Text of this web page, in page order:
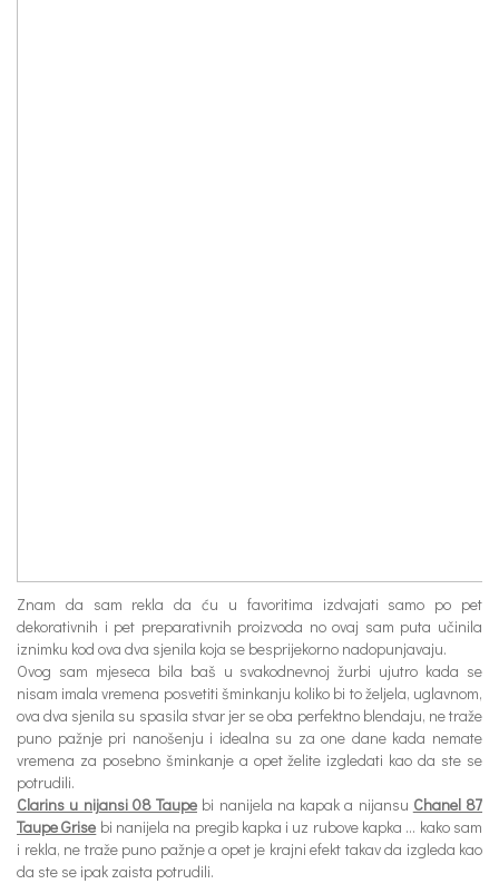
Znam da sam rekla da ću u favoritima izdvajati samo po pet
dekorativnih i pet preparativnih proizvoda no ovaj sam puta učinila
iznimku kod ova dva sjenila koja se besprijekorno nadopunjavaju.
Ovog sam mjeseca bila baš u svakodnevnoj žurbi ujutro kada se
nisam imala vremena posvetiti šminkanju koliko bi to željela, uglavnom,
ova dva sjenila su spasila stvar jer se oba perfektno blendaju, ne traže
puno pažnje pri nanošenju i idealna su za one dane kada nemate
vremena za posebno šminkanje a opet želite izgledati kao da ste se
potrudili.
Clarins u nijansi 08 Taupe bi nanijela na kapak a nijansu Chanel 87
Taupe Grise bi nanijela na pregib kapka i uz rubove kapka … kako sam
i rekla, ne traže puno pažnje a opet je krajni efekt takav da izgleda kao
da ste se ipak zaista potrudili.